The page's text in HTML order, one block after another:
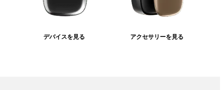
デバイスを見る アクセサリーを見る